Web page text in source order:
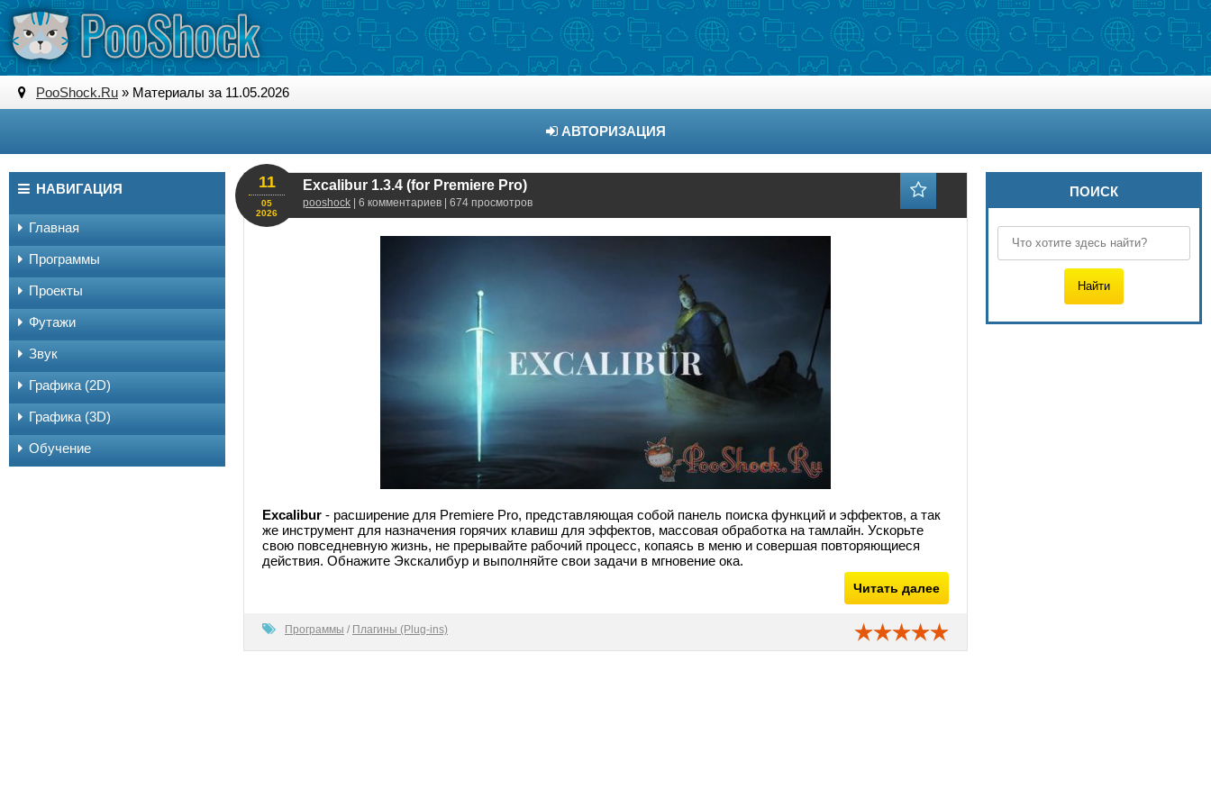
PooShock.Ru » Материалы за 11.05.2026
АВТОРИЗАЦИЯ
Excalibur 1.3.4 (for Premiere Pro)
pooshock | 6 комментариев | 674 просмотров
11
05
2026
Excalibur - расширение для Premiere Pro, представляющая собой панель поиска функций и эффектов, а так
же инструмент для назначения горячих клавиш для эффектов, массовая обработка на тамлайн. Ускорьте
свою повседневную жизнь, не прерывайте рабочий процесс, копаясь в меню и совершая повторяющиеся
действия. Обнажите Экскалибур и выполняйте свои задачи в мгновение ока.
Читать далее
Программы / Плагины (Plug-ins)
НАВИГАЦИЯ
Главная
Программы
Проекты
Футажи
Звук
Графика (2D)
Графика (3D)
Обучение
ПОИСК